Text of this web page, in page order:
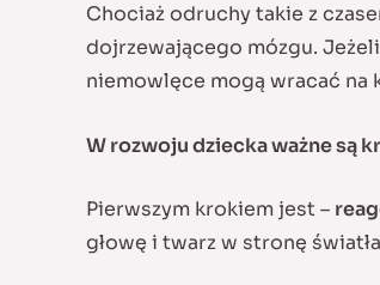
Chociaż odruchy takie z
dojrzewającego mózgu.
niemowlęce mogą wracać na
W rozwoju dziecka ważne są
Pierwszym krokiem jest –
głowę i twarz w stronę